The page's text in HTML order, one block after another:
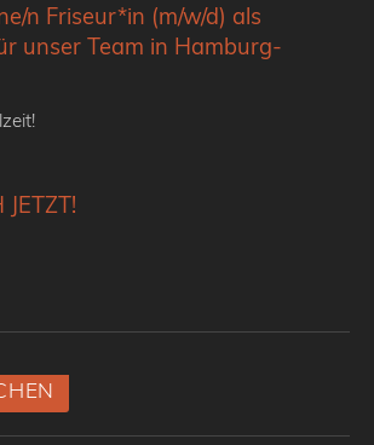
n Friseur*in (m/w/d) als
unser Team in Hamburg-